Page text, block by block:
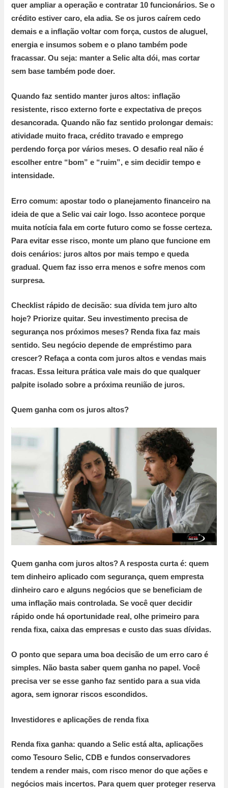
quer ampliar a operação e contratar 10 funcionários. Se o
crédito estiver caro, ela adia. Se os juros caírem cedo
demais e a inflação voltar com força, custos de aluguel,
energia e insumos sobem e o plano também pode
fracassar. Ou seja: manter a Selic alta dói, mas cortar
sem base também pode doer.
Quando faz sentido manter juros altos: inflação
resistente, risco externo forte e expectativa de preços
desancorada.Quando não faz sentido prolongar demais:
atividade muito fraca, crédito travado e emprego
perdendo força por vários meses. O desafio real não é
escolher entre “bom” e “ruim”, e sim decidirtempo e
intensidade.
Erro comum: apostar todo o planejamento financeiro na
ideia de que a Selic vai cair logo. Isso acontece porque
muita notícia fala em corte futuro como se fosse certeza.
Para evitar esse risco, monte um plano que funcione em
dois cenários: juros altos por mais tempo e queda
gradual. Quem faz isso erra menos e sofre menos com
surpresa.
Checklist rápido de decisão: sua dívida tem juro alto
hoje? Priorize quitar. Seu investimento precisa de
segurança nos próximos meses? Renda fixa faz mais
sentido. Seu negócio depende de empréstimo para
crescer? Refaça a conta com juros altos e vendas mais
fracas. Essa leitura prática vale mais do que qualquer
palpite isolado sobre a próxima reunião de juros.
Quem ganha com os juros altos?
Quem ganha com juros altos? A resposta curta é: quem
tem dinheiro aplicado com segurança, quem empresta
dinheiro caro e alguns negócios que se beneficiam de
uma inflação mais controlada. Se você quer decidir
rápido onde há oportunidade real, olhe primeiro para
renda fixa, caixa das empresas e custo das suas dívidas.
O ponto que separa uma boa decisão de um erro caro é
simples. Não basta saber quem ganha no papel. Você
precisa ver se esse ganho faz sentido para a sua vida
agora, sem ignorar riscos escondidos.
Investidores e aplicações de renda fixa
Renda fixa ganha: quando a Selic está alta, aplicações
como Tesouro Selic, CDB e fundos conservadores
tendem a render mais, com risco menor do que ações e
negócios mais incertos. Para quem quer proteger reserva